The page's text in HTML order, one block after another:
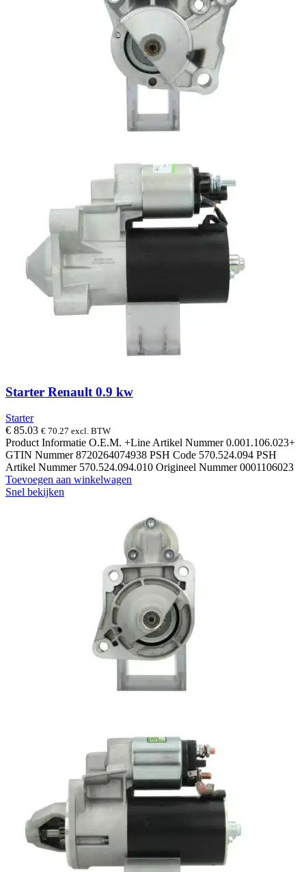
Starter Renault 0.9 kw
Starter
€ 85.03 € 70.27 excl. BTW
Product Informatie O.E.M. +Line Artikel Nummer 0.001.106.023+
GTIN Nummer 8720264074938 PSH Code 570.524.094 PSH
Artikel Nummer 570.524.094.010 Origineel Nummer 0001106023
Toevoegen aan winkelwagen
Snel bekijken